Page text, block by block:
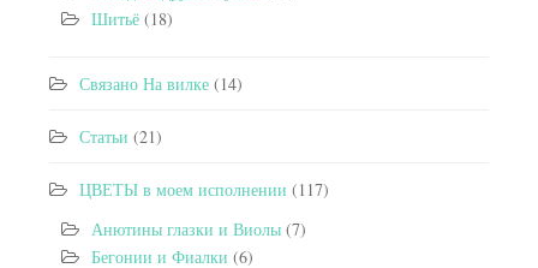
Шитьё (18)
Связано На вилке (14)
Статьи (21)
ЦВЕТЫ в моем исполнении (117)
Анютины глазки и Виолы (7)
Бегонии и Фиалки (6)